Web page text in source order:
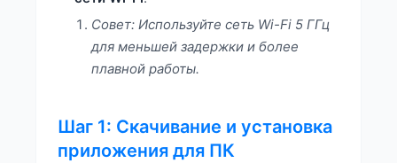
Совет: Используйте сеть Wi-Fi 5 ГГц
для меньшей задержки и более
плавной работы.
Шаг 1: Скачивание и установка
приложения для ПК